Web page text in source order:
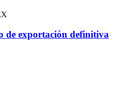
de exportación definitiva